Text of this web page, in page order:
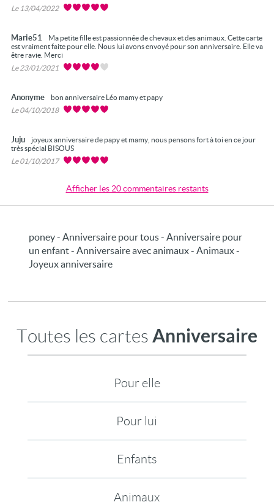
Le 13/04/2022
Marie51
Ma petite fille est passionnée de chevaux et des animaux. Cette carte
est vraiment faite pour elle. Nous lui avons envoyé pour son anniversaire. Elle va
être ravie. Merci
Le 23/01/2021
Anonyme
bon anniversaire Léo mamy et papy
Le 04/10/2018
Juju
joyeux anniversaire de papy et mamy, nous pensons fort à toi en ce jour
très spécial BISOUS
Le 01/10/2017
Afficher les 20 commentaires restants
poney - Anniversaire pour tous - Anniversaire pour
un enfant - Anniversaire avec animaux - Animaux -
Joyeux anniversaire
Toutes les cartes Anniversaire
Pour elle
Pour lui
Enfants
Animaux